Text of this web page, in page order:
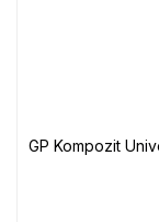
GP Kompozit